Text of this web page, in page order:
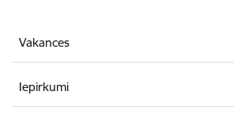
Vakances
Iepirkumi